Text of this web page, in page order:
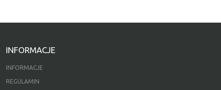
INFORMACJE
INFORMACJE
REGULAMIN